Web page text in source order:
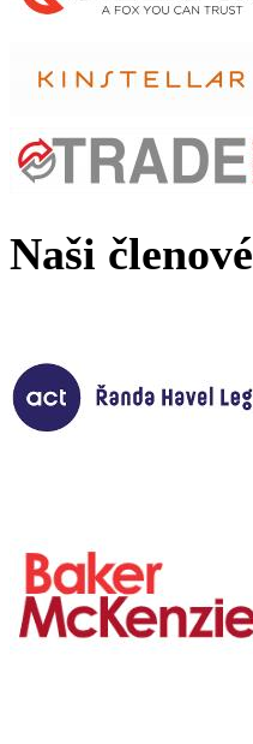
Naši členové